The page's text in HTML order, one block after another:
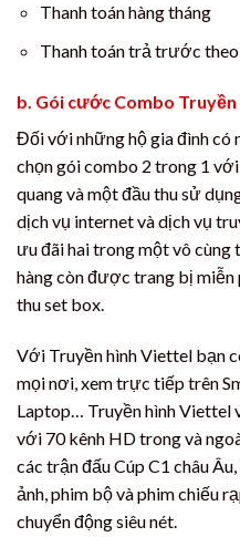
Thanh toán hàng tháng
Thanh toán trả trước theo
b. Gói cước Combo
Đối với những hộ gia đình có
chọn gói combo 2 trong 1
quang và một đầu thu sử
dịch vụ internet và dịch vụ
ưu đãi hai trong một vô cùng
hàng còn được trang bị
thu set box.
Với Truyền hình Viettel bạn
mọi nơi, xem trực tiếp trên
Laptop… Truyền hình Viettel
với 70 kênh HD trong và
các trận đấu Cúp C1 châu
ảnh, phim bộ và phim chiếu
chuyển động siêu nét.